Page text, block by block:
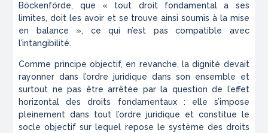
Böckenförde, que « tout droit fondamental a ses
limites, doit les avoir et se trouve ainsi soumis à la mise
en balance », ce qui n’est pas compatible avec
l’intangibilité.
Comme principe objectif, en revanche, la dignité devait
rayonner dans l’ordre juridique dans son ensemble et
surtout ne pas être arrêtée par la question de l’effet
horizontal des droits fondamentaux : elle s’impose
pleinement dans tout l’ordre juridique et constitue le
socle objectif sur lequel repose le système des droits